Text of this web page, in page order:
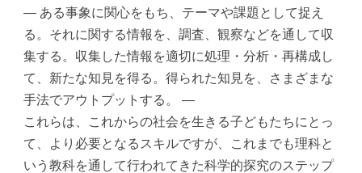
― ある事象に関心をもち、テーマや課題として捉え
る。それに関する情報を、調査、観察などを通して収
集する。収集した情報を適切に処理・分析・再構成し
て、新たな知見を得る。得られた知見を、さまざまな
手法でアウトプットする。 ―
これらは、これからの社会を生きる子どもたちにとっ
て、より必要となるスキルですが、これまでも理科と
いう教科を通して行われてきた科学的探究のステップ